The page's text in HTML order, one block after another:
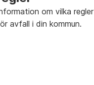
om vilka regler
avfall i din kommun.